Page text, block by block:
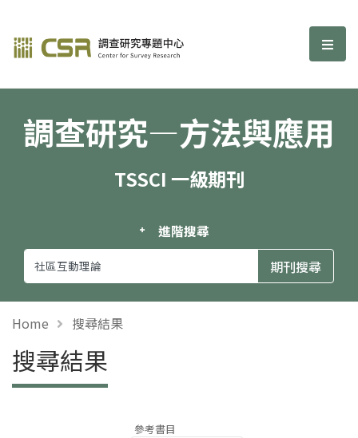
調查研究—方法與應用期刊 選
調查研究—方法與應用
TSSCI 一級期刊
進階搜尋
Home 搜尋結果
搜尋結果
參考書目